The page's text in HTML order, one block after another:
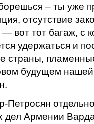
– ты уже
отсутствие
вот тот багаж, с
удержаться и
страны,
будущем нашей
Петросян
дел Армении